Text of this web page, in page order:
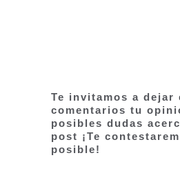
Te invitamos a dejar
comentarios tu
posibles dudas
post ¡Te
posible!